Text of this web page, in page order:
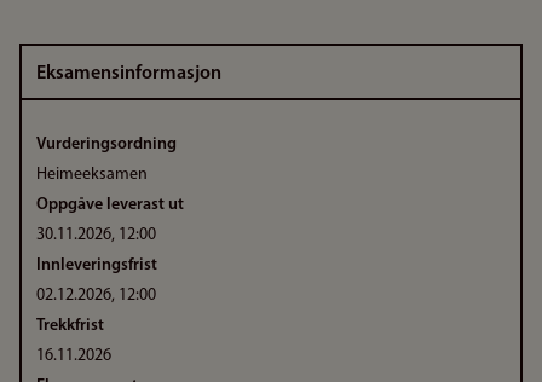
Eksamensinformasjon
Vurderingsordning
Heimeeksamen
Oppgåve leverast ut
30.11.2026, 12:00
Innleveringsfrist
02.12.2026, 12:00
Trekkfrist
16.11.2026